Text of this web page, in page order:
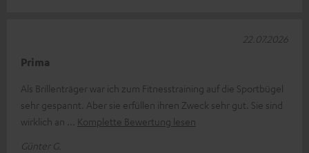
Prima
Als Brillenträger war ich zum Fitnesstraining auf die Sportbügel
sehr gespannt. Aber sie erfüllen ihren Zweck sehr gut. Sie sind
wirklich an
Komplette Bewertung lesen
Günter G.
22.07.2026